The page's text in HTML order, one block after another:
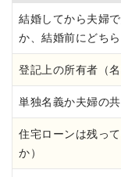
結婚してから夫婦
か、結婚前にどち
登記上の所有者（
単独名義か夫婦の
住宅ローンは残っ
か）